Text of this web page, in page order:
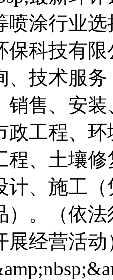
喷涂行业
保科技有
、技术服
销售、安
政工程、
程、土壤
计、施工
）。（依
展经营活动